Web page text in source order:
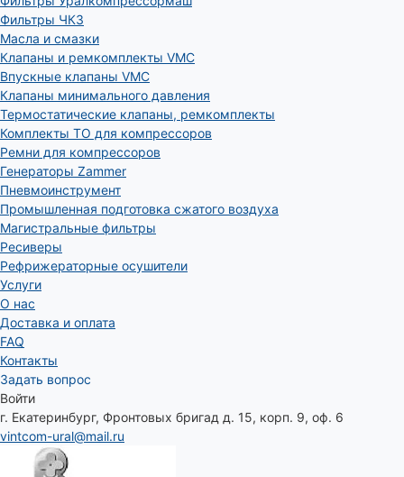
Фильтры ЧКЗ
Масла и смазки
Клапаны и ремкомплекты VMC
Впускные клапаны VMC
Клапаны минимального давления
Термостатические клапаны, ремкомплекты
Комплекты ТО для компрессоров
Ремни для компрессоров
Генераторы Zammer
Пневмоинструмент
Промышленная подготовка сжатого воздуха
Магистральные фильтры
Ресиверы
Рефрижераторные осушители
Услуги
О нас
Доставка и оплата
FAQ
Контакты
Задать вопрос
Войти
г. Екатеринбург, Фронтовых бригад д. 15, корп. 9, оф. 6
vintcom-ural@mail.ru